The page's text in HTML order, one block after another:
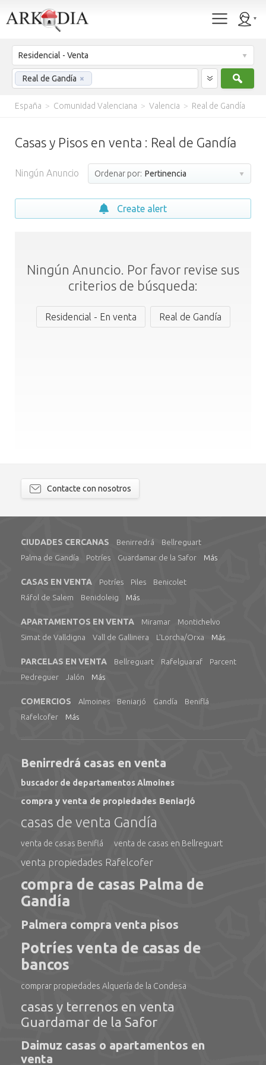
Residencial - Venta
Real de Gandía ×
España > Comunidad Valenciana > Valencia > Real de Gandía
Casas y Pisos en venta : Real de Gandía
Ningún Anuncio Ordenar por: Pertinencia
Create alert
Ningún Anuncio. Por favor revise sus
criterios de búsqueda:
Residencial - En venta Real de Gandía
Contacte con nosotros
CIUDADES CERCANAS Benirredrá
Bellreguart
Palma de Gandía
Potríes Guardamar de la Safor Más
CASAS EN VENTA Potríes Piles
Benicolet
Ráfol de Salem
Benidoleig Más
APARTAMENTOS EN VENTA Miramar
Montichelvo
Simat de Valldigna
Vall de Gallinera L'Lorcha/Orxa Más
PARCELAS EN VENTA Bellreguart Rafelguaraf
Parcent
Pedreguer
Jalón Más
COMERCIOS Almoines Beniarjó Gandía
Beniflá
Rafelcofer
Más
Benirredrá casas en venta
buscador de departamentos Almoines
compra y venta de propiedades Beniarjó
casas de venta Gandía
venta de casas Beniflá venta de casas en Bellreguart
venta propiedades Rafelcofer
compra de casas Palma de
Gandía
Palmera compra venta pisos
Potríes venta de casas de
bancos
comprar propiedades Alquería de la Condesa
casas y terrenos en venta
Guardamar de la Safor
Daimuz casas o apartamentos en
venta